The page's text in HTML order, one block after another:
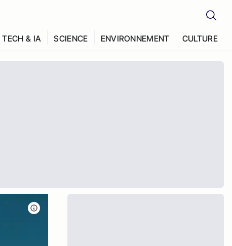
TECH & IA SCIENCE ENVIRONNEMENT CULTURE